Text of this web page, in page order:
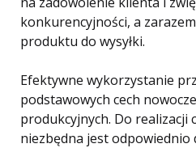
konkurencyjności, a
produktu do wysyłki.
Efektywne wykorzystanie
podstawowych cech
produkcyjnych. Do realizacji
niezbędna jest